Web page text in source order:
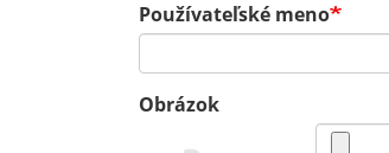
Používateľské meno
Obrázok